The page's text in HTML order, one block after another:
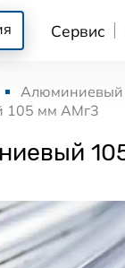
Сервис
Алюминиевый
105 мм АМг3